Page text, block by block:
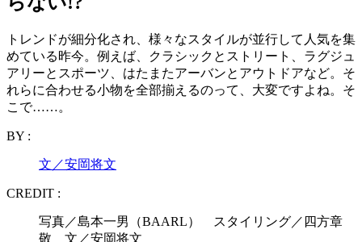
トレンドが細分化され、様々なスタイルが並行して人気を集
めている昨今。例えば、クラシックとストリート、ラグジュ
アリーとスポーツ、はたまたアーバンとアウトドアなど。そ
れらに合わせる小物を全部揃えるのって、大変ですよね。そ
こで……。
BY :
文／安岡将文
CREDIT :
写真／島本一男（BAARL） スタイリング／四方章
敬 文／安岡将文